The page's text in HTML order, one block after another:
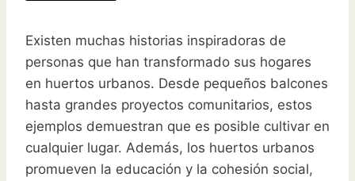
Existen muchas historias inspiradoras de
personas que han transformado sus hogares
en huertos urbanos. Desde pequeños balcones
hasta grandes proyectos comunitarios, estos
ejemplos demuestran que es posible cultivar en
cualquier lugar. Además, los huertos urbanos
promueven la educación y la cohesión social,